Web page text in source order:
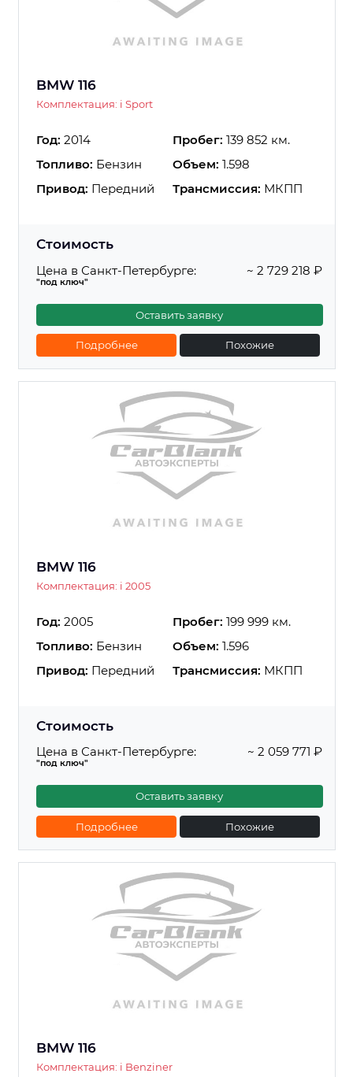
BMW 116
Комплектация: i Sport
Год: 2014 Пробег: 139 852 км.
Топливо: Бензин Объем: 1.598
Привод: Передний Трансмиссия: МКПП
Стоимость
Цена в Санкт-Петербурге:
"под ключ"
~ 2 729 218 ₽
Оставить заявку
Подробнее Похожие
BMW 116
Комплектация: i 2005
Год: 2005 Пробег: 199 999 км.
Топливо: Бензин Объем: 1.596
Привод: Передний Трансмиссия: МКПП
Стоимость
Цена в Санкт-Петербурге:
"под ключ"
~ 2 059 771 ₽
Оставить заявку
Подробнее Похожие
BMW 116
Комплектация: i Benziner